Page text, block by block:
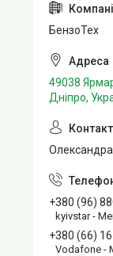
БензоТех
49038
Дніпро,
Олександра
+380 (96)
kyivstar -
+380 (66)
Vodafone -